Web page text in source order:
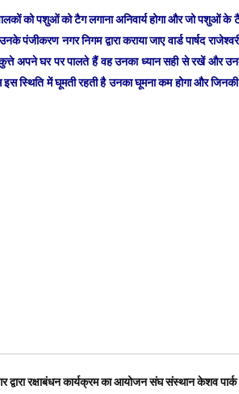
को पशुओं को टैग लगाना अनिवार्य होगा और जो पशुओं
नगर निगम द्वारा कराया जाए वार्ड पार्षद
अपने घर पर पालते हैं वह उनका ध्यान सही से रखें और
स्थिति में घूमती रहती है उनका घूमना कम होगा और जिनकी
रक्षाबंधन कार्यक्रम का आयोजन संघ संस्थान केशव पार्क